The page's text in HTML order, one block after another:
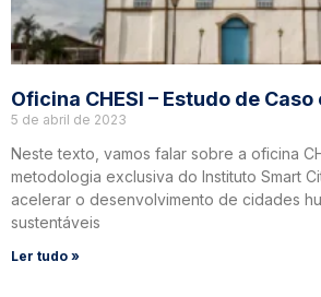
Oficina CHESI – Estudo de
5 de abril de 2023
Neste texto, vamos falar sobre a oficina
metodologia exclusiva do Instituto Smart
acelerar o desenvolvimento de cidades
sustentáveis
Ler tudo »